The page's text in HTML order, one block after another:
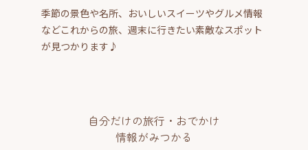
季節の景色や名所、おいしいスイーツやグルメ情報
などこれからの旅、週末に行きたい素敵なスポット
が見つかります♪
自分だけの旅行・おでかけ
情報がみつかる